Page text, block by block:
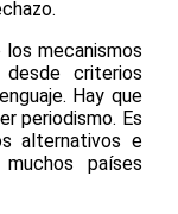
mecanismos
criterios
Hay que
periodismo. Es
alternativos e
países